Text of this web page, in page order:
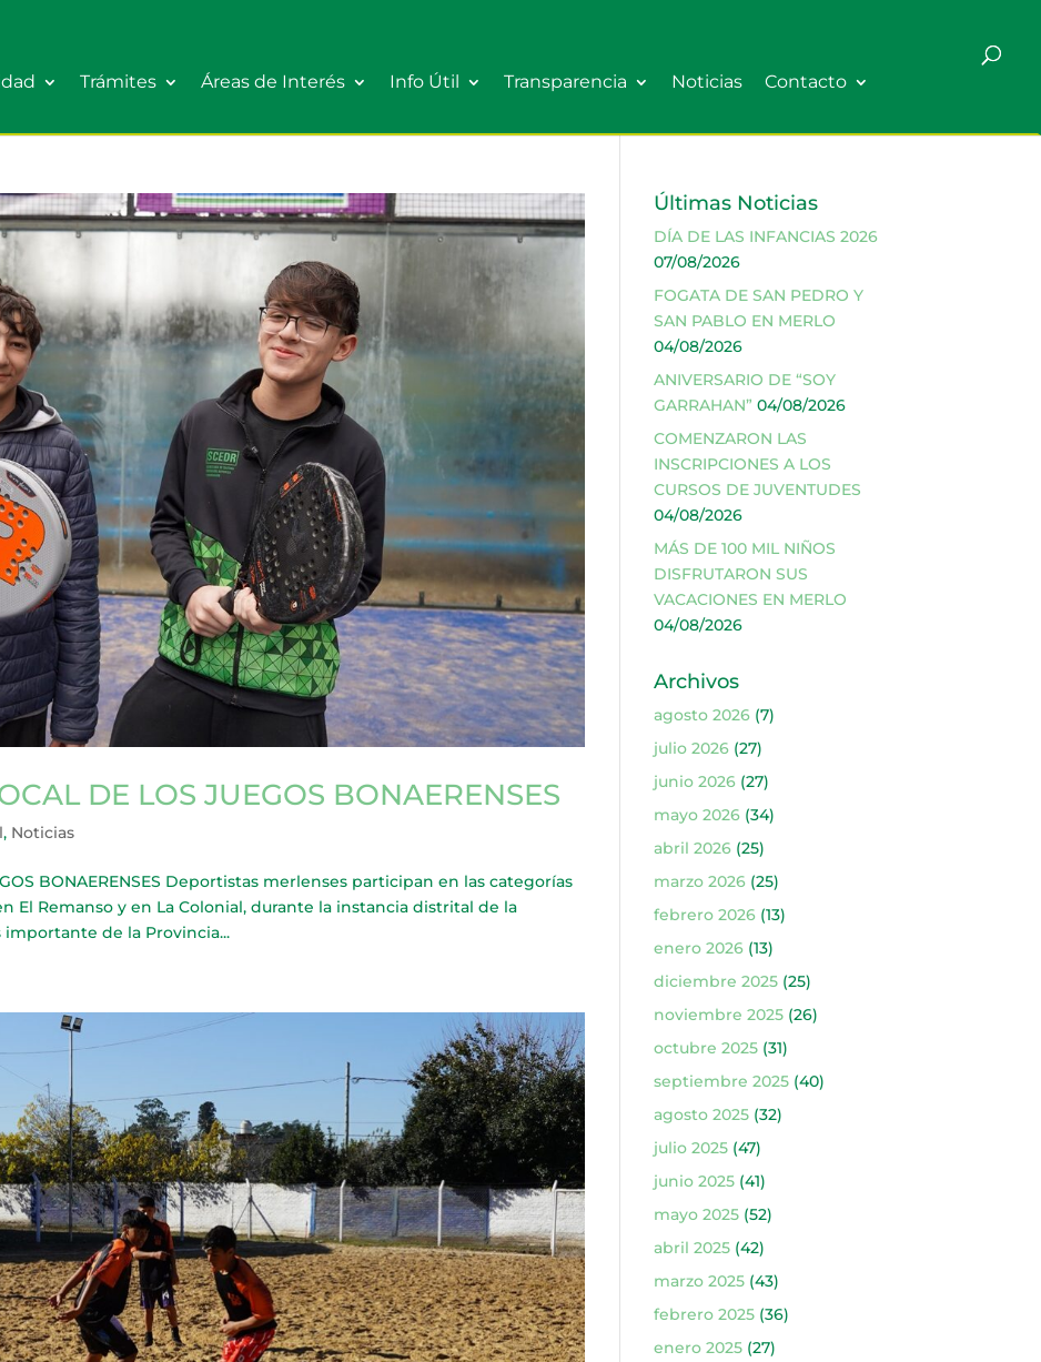
Trámites Áreas de Interés Info Útil Transparencia Noticias Contacto
DE LOS JUEGOS BONAERENSES
, Noticias
BONAERENSES Deportistas merlenses participan en las categorías
El Remanso y en La Colonial, durante la instancia distrital de la
de la Provincia...
Últimas Noticias
DÍA DE LAS INFANCIAS 2026
07/08/2026
FOGATA DE SAN PEDRO Y
SAN PABLO EN MERLO
04/08/2026
ANIVERSARIO DE “SOY
GARRAHAN” 04/08/2026
COMENZARON LAS
INSCRIPCIONES A LOS
CURSOS DE JUVENTUDES
04/08/2026
MÁS DE 100 MIL NIÑOS
DISFRUTARON SUS
VACACIONES EN MERLO
04/08/2026
Archivos
agosto 2026(7)
julio 2026(27)
junio 2026(27)
mayo 2026(34)
abril 2026(25)
marzo 2026(25)
febrero 2026(13)
enero 2026(13)
diciembre 2025(25)
noviembre 2025(26)
octubre 2025(31)
septiembre 2025(40)
agosto 2025(32)
julio 2025(47)
junio 2025(41)
mayo 2025(52)
abril 2025(42)
marzo 2025(43)
febrero 2025(36)
enero 2025(27)